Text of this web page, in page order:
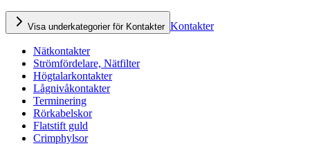
Visa underkategorier för Kontakter Kontakter
Nätkontakter
Strömfördelare, Nätfilter
Högtalarkontakter
Lågnivåkontakter
Terminering
Rörkabelskor
Flatstift guld
Crimphylsor